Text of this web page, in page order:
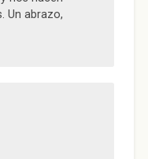
Un abrazo,